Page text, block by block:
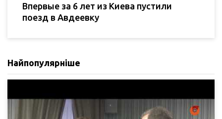
Впервые за 6 лет из Киева пустили
поезд в Авдеевку
Найпопулярніше